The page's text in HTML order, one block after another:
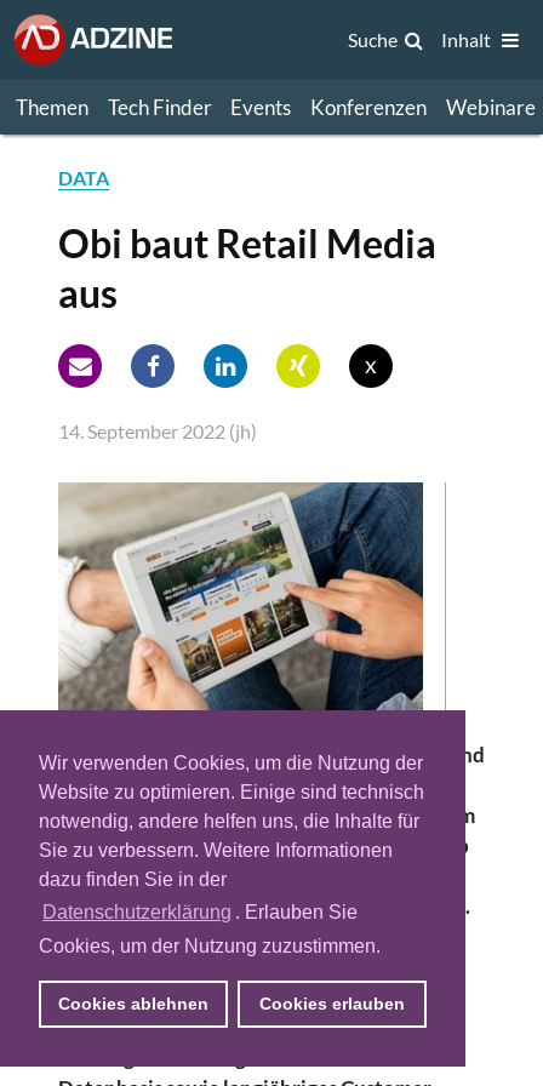
Wir verwenden Cookies, um die Nutzung der
Website zu optimieren. Einige sind technisch
notwendig, andere helfen uns, die Inhalte für
Sie zu verbessern. Weitere Informationen
dazu finden Sie in der
Datenschutzerklärung . Erlauben Sie
Cookies, um der Nutzung zuzustimmen.
Cookies ablehnen Cookies erlauben
Themen Tech Finder Events Konferenzen Webinare
Suche Inhalt
DATA
Obi baut Retail Media
aus
x
14. September 2022 (jh)
Das Geschäftsmodell Retail Media floriert und
dies hat auch die Baummarktkette Obi
erkannt. Bereits seit 2018 bietet Obi mit dem
Tochterunternehmen Obi First Media Group
seinen Kunden die Option an, auf seinen
digitalen Präsenzen datenbasiert zu werben.
Nun wird dieses Angebot erweitert und für
außerhalb des klassischen Do-it-yourself-
Segments (DIY) tätig sind. Obi kann hierfür